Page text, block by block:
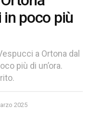
poco più
a Ortona dal
più di un’ora.
2025